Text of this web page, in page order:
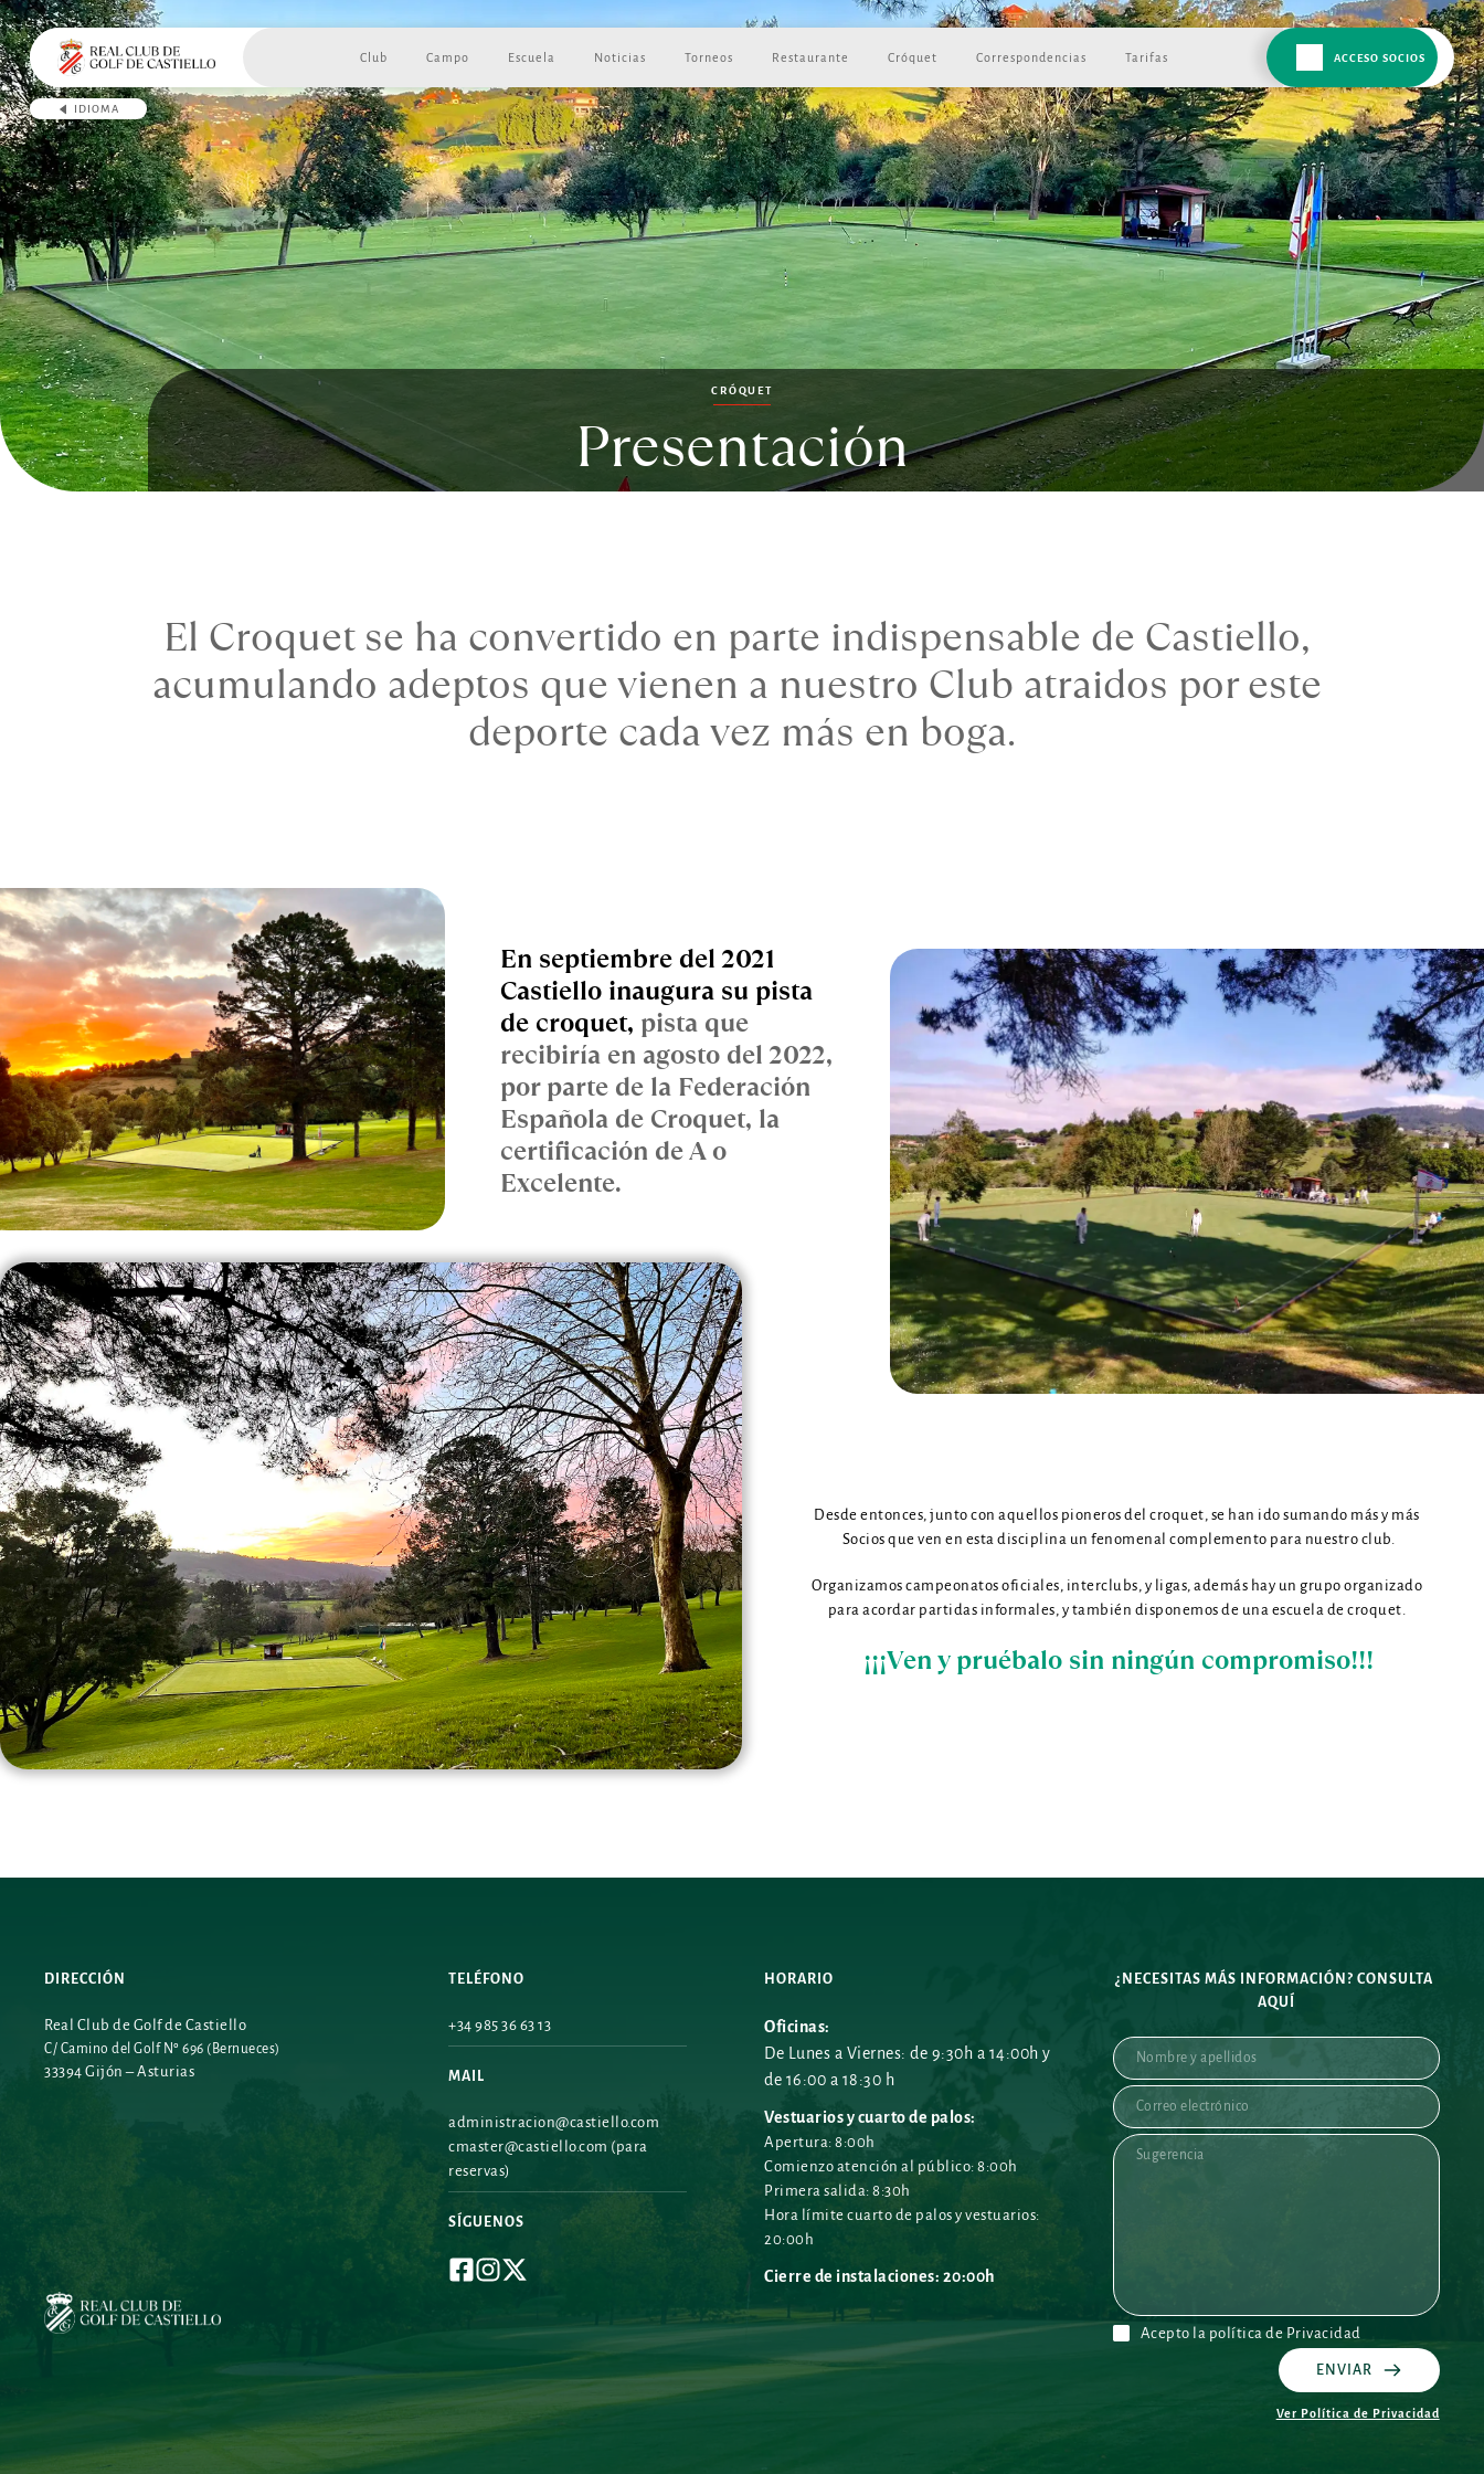
Club Campo Escuela Noticias Torneos Restaurante Cróquet Correspondencias Tarifas ACCESO SOCIOS
IDIOMA
CRÓQUET
Presentación
El Croquet se ha convertido en parte indispensable de Castiello,
acumulando adeptos que vienen a nuestro Club atraidos por este
deporte cada vez más en boga.
En septiembre del 2021
Castiello inaugura su pista
de croquet, pista que
recibiría en agosto del 2022,
por parte de la Federación
Española de Croquet, la
certificación de A o
Excelente.
Desde entonces, junto con aquellos pioneros del croquet, se han ido sumando más y más
Socios que ven en esta disciplina un fenomenal complemento para nuestro club.
Organizamos campeonatos oficiales, interclubs, y ligas, además hay un grupo organizado
para acordar partidas informales, y también disponemos de una escuela de croquet.
¡¡¡Ven y pruébalo sin ningún compromiso!!!
DIRECCIÓN
Real Club de Golf de Castiello
C/ Camino del Golf Nº 696 (Bernueces)
33394 Gijón – Asturias
TELÉFONO
+34 985 36 63 13
MAIL
administracion@castiello.com
cmaster@castiello.com (para
reservas)
SÍGUENOS
HORARIO
Oficinas:
De Lunes a Viernes: de 9:30h a 14:00h y
de 16:00 a 18:30 h
Vestuarios y cuarto de palos:
Apertura: 8:00h
Comienzo atención al público: 8:00h
Primera salida: 8:30h
Hora límite cuarto de palos y vestuarios:
20:00h
Cierre de instalaciones: 20:00h
¿NECESITAS MÁS INFORMACIÓN? CONSULTA
AQUÍ
Acepto la política de Privacidad
ENVIAR
Ver Política de Privacidad